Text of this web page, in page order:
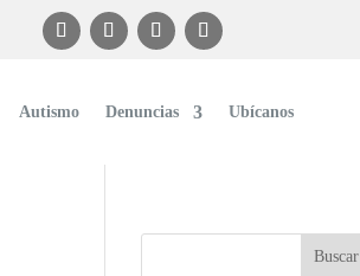
Autismo Denuncias Ubícanos
Buscar